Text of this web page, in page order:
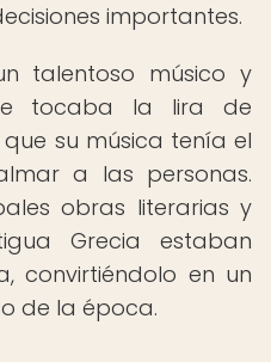
importantes.
talentoso músico y
tocaba la lira de
su música tenía el
a las personas.
obras literarias y
Grecia estaban
convirtiéndolo en un
de la época.